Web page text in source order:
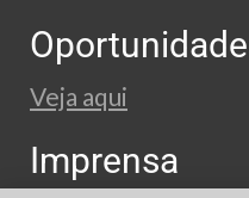
Veja aqui
Imprensa